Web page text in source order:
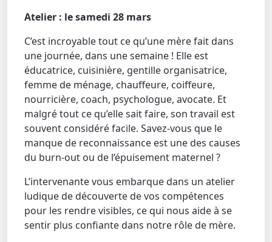
Atelier : le samedi 28 mars
C’est incroyable tout ce qu’une mère fait dans
une journée, dans une semaine ! Elle est
éducatrice, cuisinière, gentille organisatrice,
femme de ménage, chauffeure, coiffeure,
nourricière, coach, psychologue, avocate. Et
malgré tout ce qu’elle sait faire, son travail est
souvent considéré facile. Savez-vous que le
manque de reconnaissance est une des causes
du burn-out ou de l’épuisement maternel ?
L’intervenante vous embarque dans un atelier
ludique de découverte de vos compétences
pour les rendre visibles, ce qui nous aide à se
sentir plus confiante dans notre rôle de mère.